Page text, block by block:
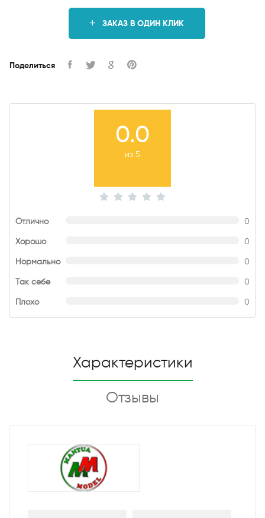
ЗАКАЗ В ОДИН КЛИК
Поделиться
0.0
из 5
Отлично 0
Хорошо 0
Нормально 0
Так себе 0
Плохо 0
Характеристики
Отзывы